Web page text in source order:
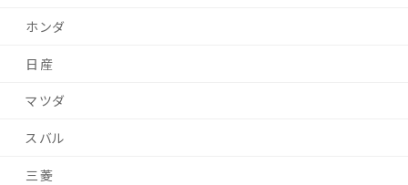
ホンダ
日産
マツダ
スバル
三菱